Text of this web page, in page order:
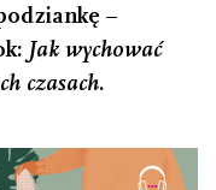
–
Jak wychować
czasach.